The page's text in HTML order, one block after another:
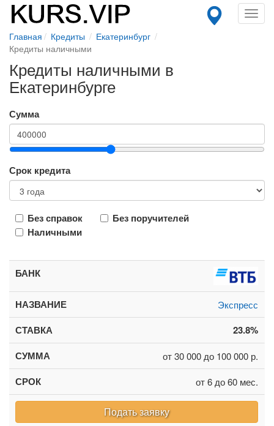
Главная Кредиты
Екатеринбург
Кредиты наличными
Кредиты наличными в
Екатеринбурге
Сумма
Срок кредита
Без справок
Без поручителей
Наличными
Экспресс
23.8%
от 30 000 до 100 000 р.
от 6 до 60 мес.
Подать заявку